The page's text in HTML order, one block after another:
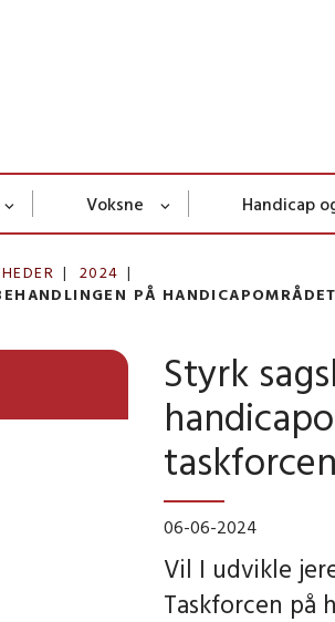
Voksne Handicap
2024
PÅ
Styrk
taskforcen
06-06-2024
Vil I udvikle
Taskforcen på